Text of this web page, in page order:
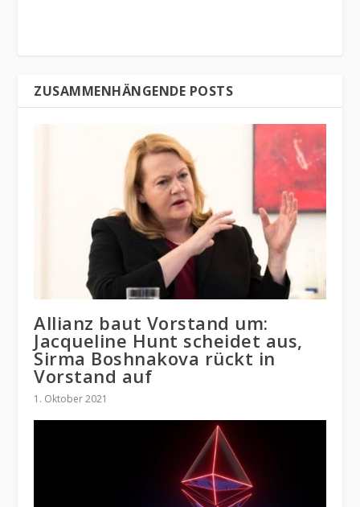
ZUSAMMENHÄNGENDE POSTS
Allianz baut Vorstand um:
Jacqueline Hunt scheidet aus,
Sirma Boshnakova rückt in
Vorstand auf
1. Oktober 2021